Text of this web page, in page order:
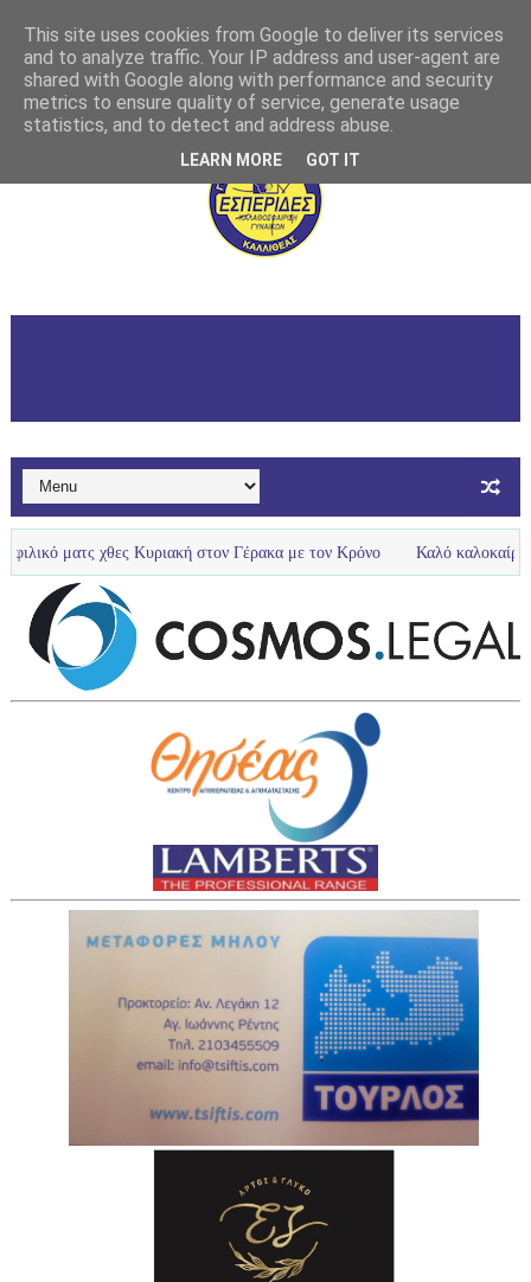
Κυριακή στον Γέρακα με τον Κρόνο Καλό καλοκαίρι είπαν με παλμό ,
This site uses cookies from Google to deliver its services
and to analyze traffic. Your IP address and user-agent are
shared with Google along with performance and security
metrics to ensure quality of service, generate usage
statistics, and to detect and address abuse.
LEARN MORE GOT IT